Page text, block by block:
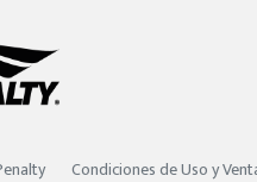
Condiciones de Uso y